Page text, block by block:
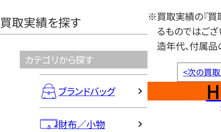
買取実績を探す
カテゴリから探す
ブランドバッグ
財布／小物
※買取実績の『買
るものではござ
造年代、付属品
<次の買